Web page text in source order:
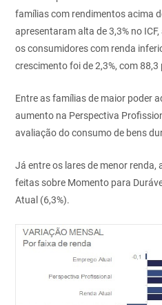
famílias com rendimentos acima
apresentaram alta de 3,3% no
os consumidores com renda
crescimento foi de 2,3%, com 88,3
Entre as famílias de maior poder
aumento na Perspectiva
avaliação do consumo de bens
Já entre os lares de menor renda,
feitas sobre Momento para
Atual (6,3%).